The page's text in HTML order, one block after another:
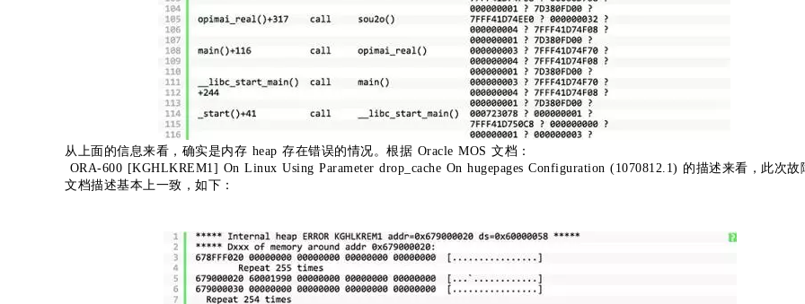
从上面的信息来看，确实是内存 heap 存在错误的情况。根据 Oracle MOS 文档：
ORA-600 [KGHLKREM1] On Linux Using Parameter drop_cache On hugepages Configuration (1070812.1) 的描述来看，此次故
文档描述基本上一致，如下：